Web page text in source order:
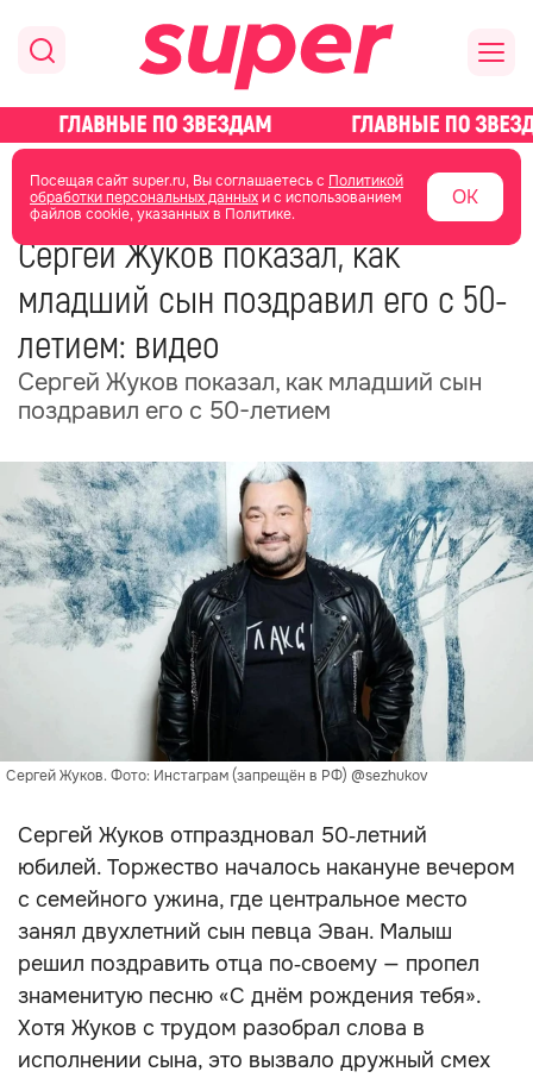
Посещая сайт super.ru, Вы соглашаетесь с Политикой
обработки персональных данныхи с использованием
файлов cookie, указанных в Политике.
ОК
главная новости о звездах новости
22 мая 18:47
Сергей Жуков показал, как
младший сын поздравил его с 50-
летием: видео
Сергей Жуков показал, как младший сын
поздравил его с 50-летием
Сергей Жуков. Фото: Инстаграм (запрещён в РФ) @sezhukov
Сергей Жуков отпраздновал 50‑летний
юбилей. Торжество началось накануне вечером
с семейного ужина, где центральное место
занял двухлетний сын певца Эван. Малыш
решил поздравить отца по‑своему — пропел
знаменитую песню «С днём рождения тебя».
Хотя Жуков с трудом разобрал слова в
исполнении сына, это вызвало дружный смех